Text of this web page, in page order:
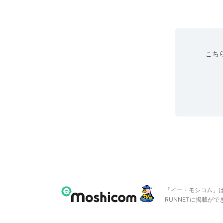
こち
「イー・モシコム
RUNNETに掲載がで